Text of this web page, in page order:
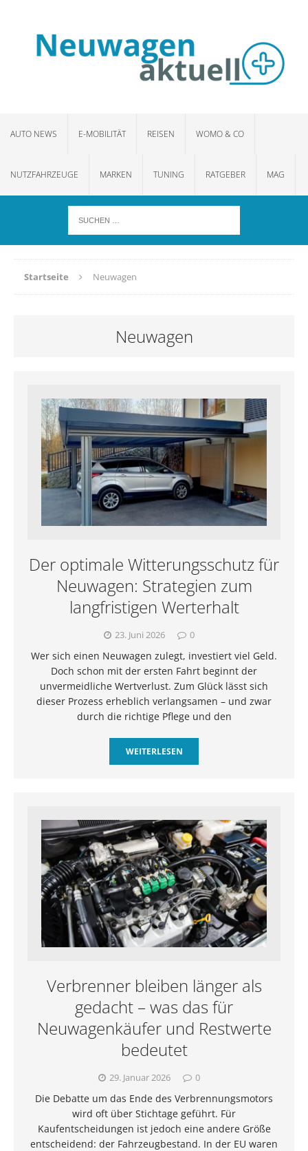
AUTO NEWS E-MOBILITÄT REISEN WOMO & CO
NUTZFAHRZEUGE MARKEN TUNING RATGEBER MAG
Startseite Neuwagen
Neuwagen
Der optimale Witterungsschutz für
Neuwagen: Strategien zum
langfristigen Werterhalt
23. Juni 2026 0
Wer sich einen Neuwagen zulegt, investiert viel Geld.
Doch schon mit der ersten Fahrt beginnt der
unvermeidliche Wertverlust. Zum Glück lässt sich
dieser Prozess erheblich verlangsamen – und zwar
durch die richtige Pflege und den
WEITERLESEN
Verbrenner bleiben länger als
gedacht – was das für
Neuwagenkäufer und Restwerte
bedeutet
29. Januar 2026 0
Die Debatte um das Ende des Verbrennungsmotors
wird oft über Stichtage geführt. Für
Kaufentscheidungen ist jedoch eine andere Größe
entscheidend: der Fahrzeugbestand. In der EU waren